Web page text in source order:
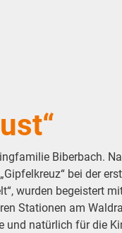
Biberbach.
bei der
wurden begeistert
Stationen am
und natürlich für die